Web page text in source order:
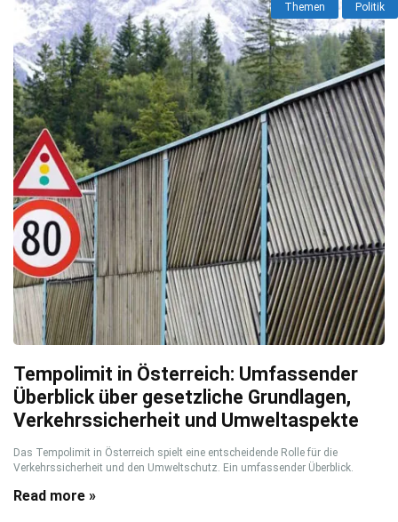
Themen Politik
Tempolimit in Österreich: Umfassender
Überblick über gesetzliche Grundlagen,
Verkehrssicherheit und Umweltaspekte
Das Tempolimit in Österreich spielt eine entscheidende Rolle für die
Verkehrssicherheit und den Umweltschutz. Ein umfassender Überblick.
Read more »